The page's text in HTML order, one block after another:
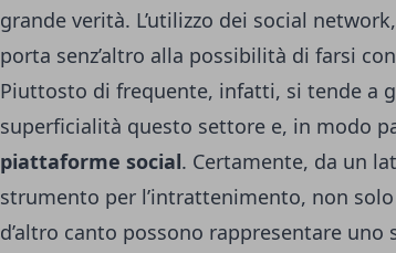
grande verità. L’utilizzo dei social
porta senz’altro alla possibilità di farsi
Piuttosto di frequente, infatti, si tende a
superficialità questo settore e, in modo
piattaforme social. Certamente, da un
strumento per l’intrattenimento, non
d’altro canto possono rappresentare